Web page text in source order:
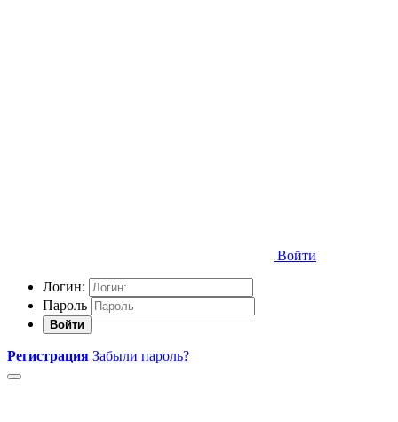
Войти
Логин:
Пароль
Войти
Регистрация Забыли пароль?